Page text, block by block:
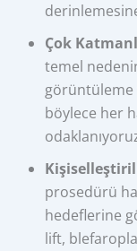
Çok
temel
görüntüleme
böylece her
prosedürü
hedeflerine
lift,